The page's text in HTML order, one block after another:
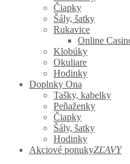
Čiapky
Šály, šatky
Rukavice
Online
Klobúky
Okuliare
Hodinky
Doplnky Ona
Tašky, kabelky
Peňaženky
Čiapky
Šály, šatky
Hodinky
Akciové ponukyZĽAVY